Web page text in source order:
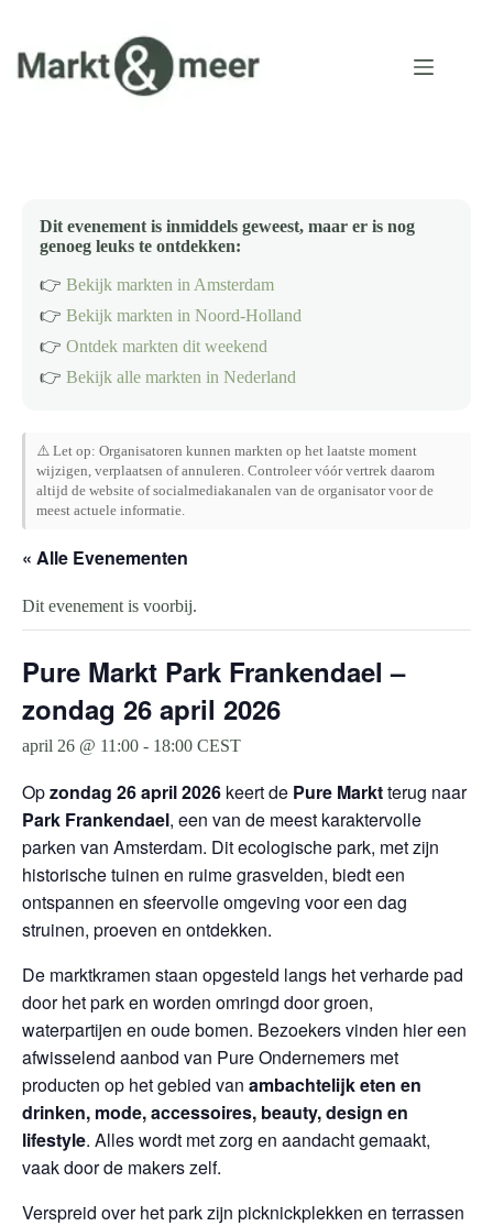
inhoud
Dit evenement is inmiddels geweest, maar er is nog
genoeg leuks te ontdekken:
👉 Bekijk markten in Amsterdam
👉 Bekijk markten in Noord-Holland
👉 Ontdek markten dit weekend
👉 Bekijk alle markten in Nederland
⚠️ Let op: Organisatoren kunnen markten op het laatste moment
wijzigen, verplaatsen of annuleren. Controleer vóór vertrek daarom
altijd de website of socialmediakanalen van de organisator voor de
meest actuele informatie.
« Alle Evenementen
Dit evenement is voorbij.
Pure Markt Park Frankendael –
zondag 26 april 2026
april 26 @ 11:00 - 18:00 CEST
Opzondag 26 april 2026 keert de Pure Marktterug naar
Park Frankendael, een van de meest karaktervolle
parken van Amsterdam. Dit ecologische park, met zijn
historische tuinen en ruime grasvelden, biedt een
ontspannen en sfeervolle omgeving voor een dag
struinen, proeven en ontdekken.
De marktkramen staan opgesteld langs het verharde pad
door het park en worden omringd door groen,
waterpartijen en oude bomen. Bezoekers vinden hier een
afwisselend aanbod van Pure Ondernemers met
producten op het gebied van ambachtelijk eten en
drinken, mode, accessoires, beauty, design en
lifestyle. Alles wordt met zorg en aandacht gemaakt,
vaak door de makers zelf.
Verspreid over het park zijn picknickplekken en terrassen